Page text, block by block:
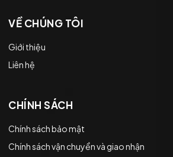
VỀ CHÚNG TÔI
Giới thiệu
Liên hệ
CHÍNH SÁCH
Chính sách bảo mật
Chính sách vận chuyển và giao nhận